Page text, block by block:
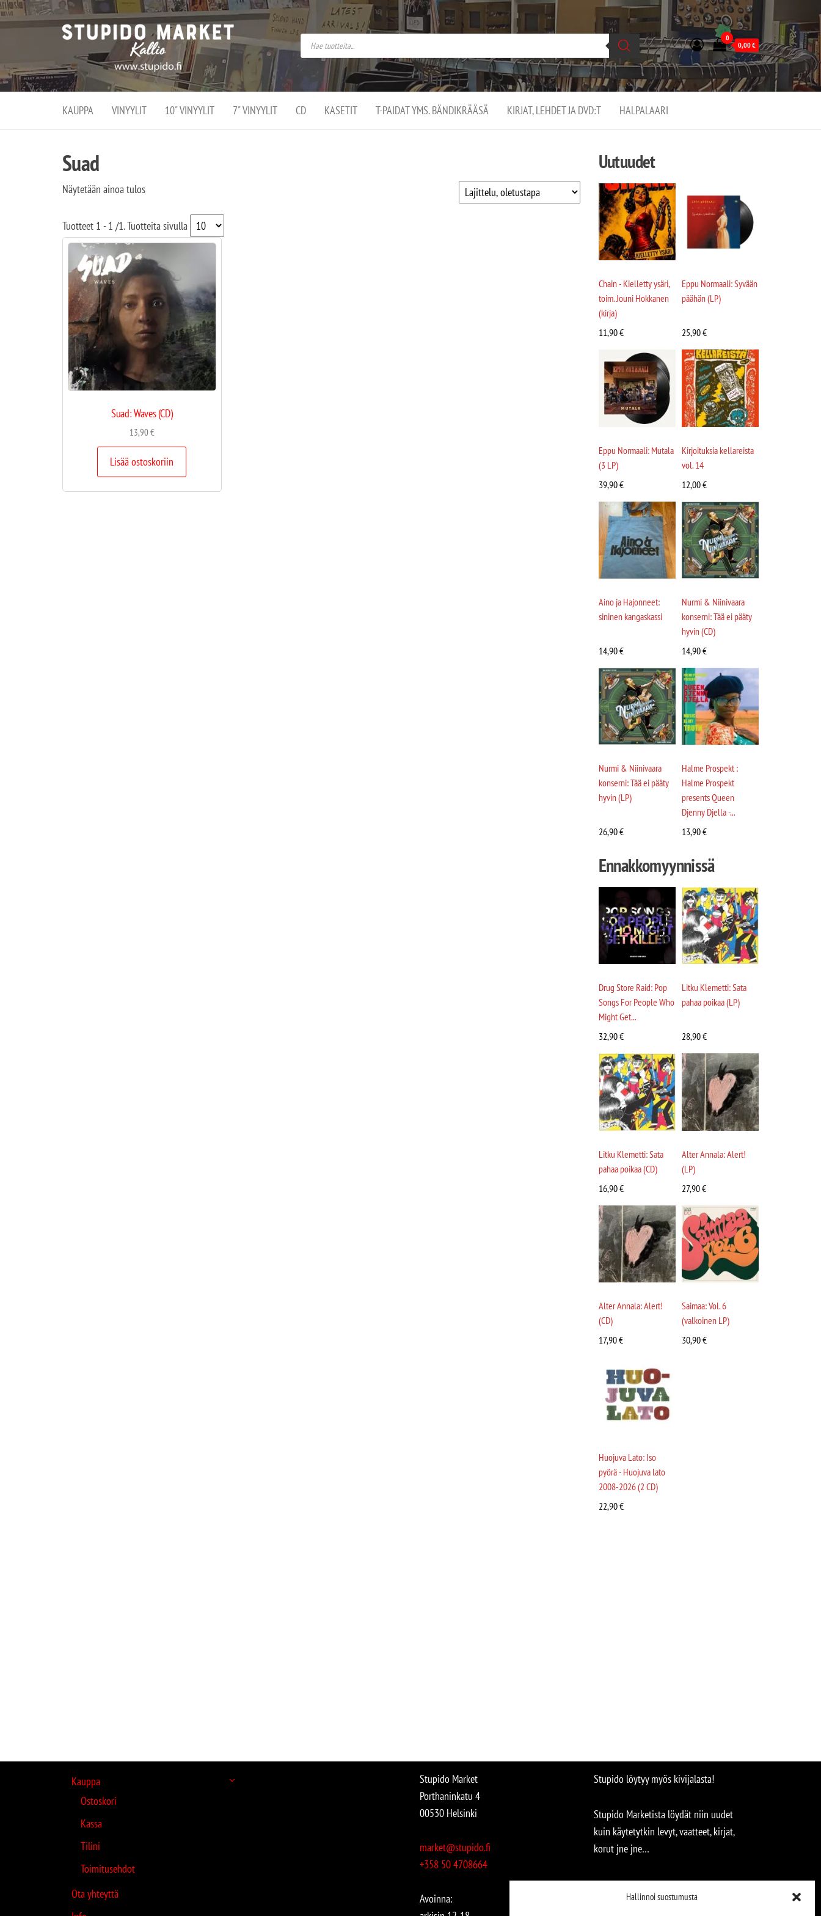
Hallinnoi suostumusta
Stupido
Market –
verkossa
ja
kivijalassa
Stupido Market on
vaihtoehtomusaan
erikoistunut
verkko- sekä
kivijalkakauppa
Helsingissä
Kallion
0
0,00€
KAUPPA VINYYLIT 10" VINYYLIT 7" VINYYLIT CD KASETIT T-PAIDAT YMS. BÄNDIKRÄÄSÄ KIRJAT, LEHDET JA DVD:T HALPALAARI
Suad
Näytetään ainoa tulos
Tuotteet 1 - 1 /1. Tuotteita sivulla
Suad: Waves (CD)
13,90€
Lisää ostoskoriin
Uutuudet
Chain - Kielletty ysäri,
toim. Jouni Hokkanen
(kirja)
11,90€
Eppu Normaali: Syvään
päähän (LP)
25,90€
Eppu Normaali: Mutala
(3 LP)
39,90€
Kirjoituksia kellareista
vol. 14
12,00€
Aino ja Hajonneet:
sininen kangaskassi
14,90€
Nurmi & Niinivaara
konserni: Tää ei pääty
hyvin (CD)
14,90€
Nurmi & Niinivaara
konserni: Tää ei pääty
hyvin (LP)
26,90€
Halme Prospekt :
Halme Prospekt
presents Queen
Djenny Djella -...
13,90€
Ennakkomyynnissä
Drug Store Raid: Pop
Songs For People Who
Might Get...
32,90€
Litku Klemetti: Sata
pahaa poikaa (LP)
28,90€
Litku Klemetti: Sata
pahaa poikaa (CD)
16,90€
Alter Annala: Alert!
(LP)
27,90€
Alter Annala: Alert!
(CD)
17,90€
Saimaa: Vol. 6
(valkoinen LP)
30,90€
Huojuva Lato: Iso
pyörä - Huojuva lato
2008-2026 (2 CD)
22,90€
Kauppa
Ostoskori
Kassa
Tilini
Toimitusehdot
Ota yhteyttä
Stupido Market
Porthaninkatu 4
00530 Helsinki
market@stupido.fi
+358 50 4708664
Avoinna:
Stupido löytyy myös kivijalasta!
Stupido Marketista löydät niin uudet
kuin käytetytkin levyt, vaatteet, kirjat,
korut jne jne…